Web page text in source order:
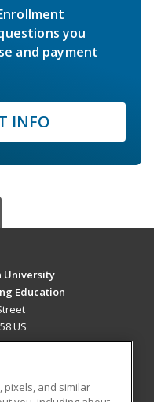
you
and payment
INFO
University
Education
US
pixels, and similar